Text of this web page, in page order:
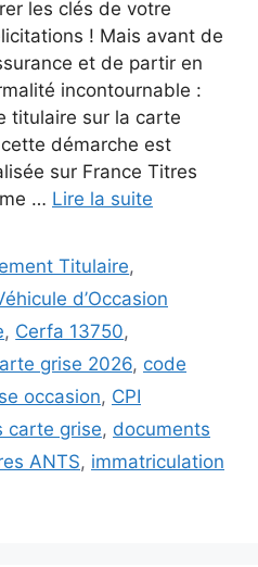
les clés de votre
! Mais avant de
et de partir en
incontournable :
titulaire sur la carte
démarche est
sur France Titres
… Lire la suite
Titulaire,
d’Occasion
, Cerfa 13750,
grise 2026, code
occasion, CPI
carte grise, documents
ANTS, immatriculation